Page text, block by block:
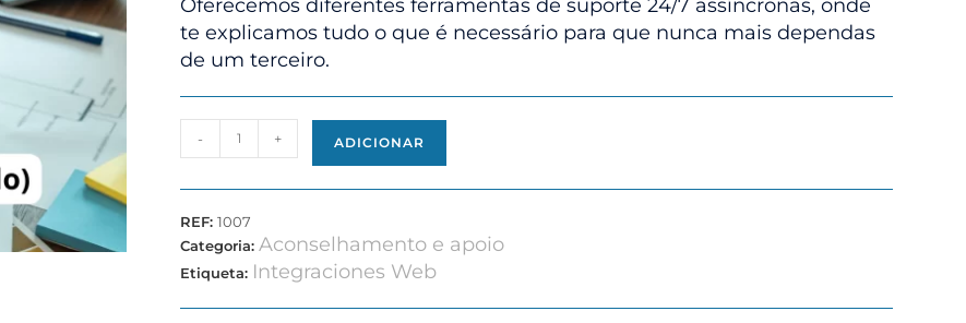
Oferecemos diferentes ferramentas de suporte 24/7 assíncronas, onde
te explicamos tudo o que é necessário para que nunca mais dependas
de um terceiro.
- + ADICIONAR
REF: 1007
Categoria: Aconselhamento e apoio
Etiqueta: Integraciones Web